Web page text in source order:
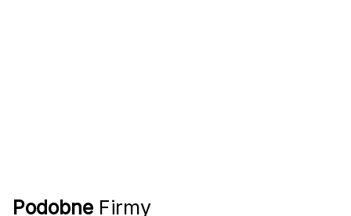
Podobne Firmy